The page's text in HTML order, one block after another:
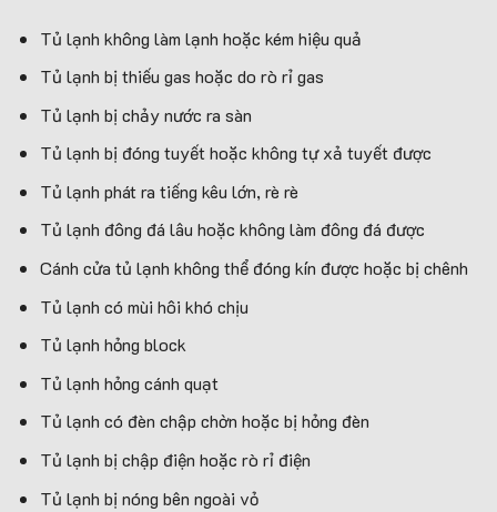
Tủ lạnh không làm lạnh hoặc kém hiệu quả
Tủ lạnh bị thiếu gas hoặc do rò rỉ gas
Tủ lạnh bị chảy nước ra sàn
Tủ lạnh bị đóng tuyết hoặc không tự xả tuyết được
Tủ lạnh phát ra tiếng kêu lớn, rè rè
Tủ lạnh đông đá lâu hoặc không làm đông đá được
Cánh cửa tủ lạnh không thể đóng kín được hoặc bị chênh
Tủ lạnh có mùi hôi khó chịu
Tủ lạnh hỏng block
Tủ lạnh hỏng cánh quạt
Tủ lạnh có đèn chập chờn hoặc bị hỏng đèn
Tủ lạnh bị chập điện hoặc rò rỉ điện
Tủ lạnh bị nóng bên ngoài vỏ